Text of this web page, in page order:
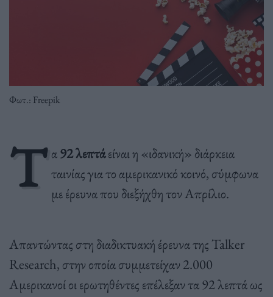
Φωτ.: Freepik
Τ α92 λεπτάείναι η «ιδανική» διάρκεια
ταινίας για το αμερικανικό κοινό, σύμφωνα
με έρευνα που διεξήχθη τον Απρίλιο.
Απαντώντας στη διαδικτυακή έρευνα της Talker
Research, στην οποία συμμετείχαν 2.000
Αμερικανοί οι ερωτηθέντες επέλεξαν τα 92 λεπτά ως